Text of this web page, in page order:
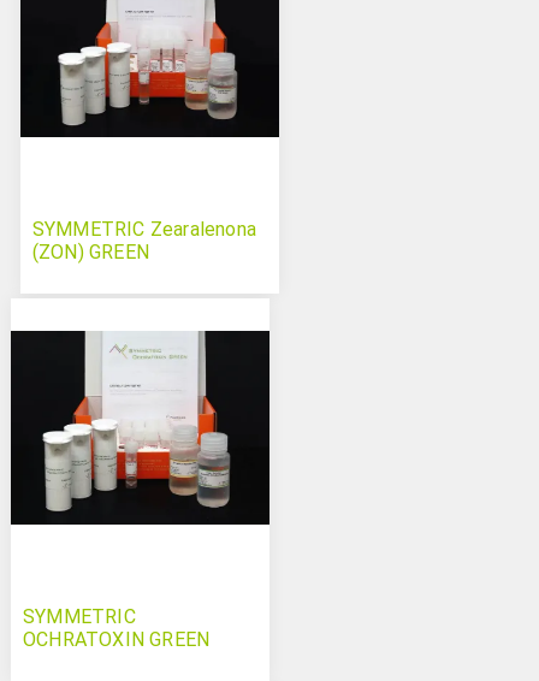
SYMMETRIC Zearalenona
(ZON) GREEN
SYMMETRIC
OCHRATOXIN GREEN